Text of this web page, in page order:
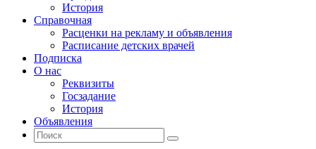
История
Справочная
Расценки на рекламу и объявления
Расписание детских врачей
Подписка
О нас
Реквизиты
Госзадание
История
Объявления
Поиск
Искать:
Поиск